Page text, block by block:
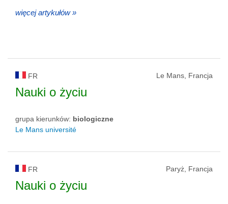
więcej artykułów »
FR Le Mans, Francja
Nauki o życiu
grupa kierunków: biologiczne
Le Mans université
FR Paryż, Francja
Nauki o życiu